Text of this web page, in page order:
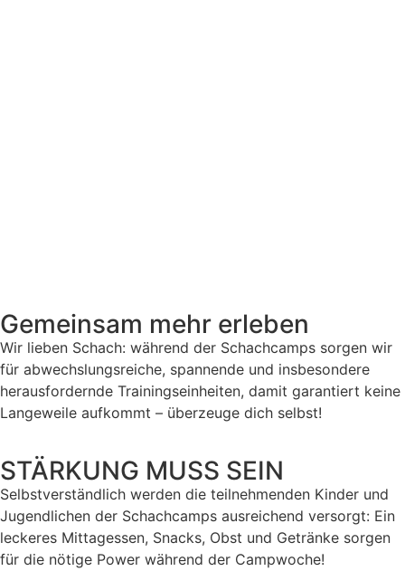
Gemeinsam mehr erleben
Wir lieben Schach: während der Schachcamps sorgen wir
für abwechslungsreiche, spannende und insbesondere
herausfordernde Trainingseinheiten, damit garantiert keine
Langeweile aufkommt – überzeuge dich selbst!
STÄRKUNG MUSS SEIN
Selbstverständlich werden die teilnehmenden Kinder und
Jugendlichen der Schachcamps ausreichend versorgt: Ein
leckeres Mittagessen, Snacks, Obst und Getränke sorgen
für die nötige Power während der Campwoche!